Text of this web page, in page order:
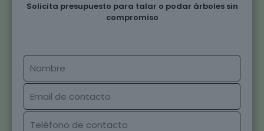
Solicita presupuesto para talar o podar árboles sin
compromiso